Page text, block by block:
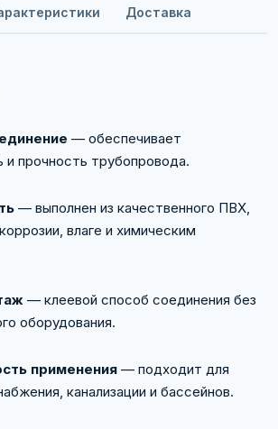
Доставка
— обеспечивает
и прочность трубопровода.
— выполнен из качественного ПВХ,
влаге и химическим
— клеевой способ соединения без
оборудования.
применения — подходит для
канализации и бассейнов.